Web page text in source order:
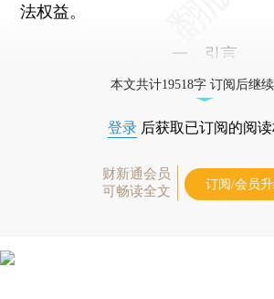
法权益。
一、引言
本文共计19518字 订阅后继
登录 后获取已订阅的阅
财新通会员
可畅读全文
订阅/会员